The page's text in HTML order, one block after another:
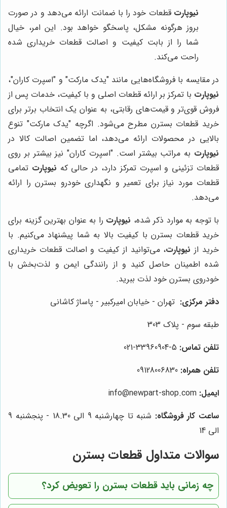
نیوپارت قطعات خود را با ضمانت ارائه می‌دهد و در صورت
بروز هرگونه مشکل، پاسخگو خواهد بود. این امر، خیال
شما را از بابت کیفیت و اصالت قطعات خریداری شده
راحت می‌کند.
در مقایسه با فروشگاه‌هایی مانند "یدک مارکت" و "اسپرت کاران"،
نیوپارت با تمرکز بر ارائه قطعات اصلی و با کیفیت، خدمات پس از
فروش قوی‌تر و قیمت‌های رقابتی، به عنوان یک انتخاب برتر برای
خرید قطعات بسترن مطرح می‌شود. اگرچه "یدک مارکت" تنوع
بالایی در محصولات ارائه می‌دهد، اما تضمین اصالت کالا در
نیوپارت به مراتب بیشتر است. "اسپرت کاران" نیز بیشتر بر روی
قطعات تزئینی و اسپرت تمرکز دارد، در حالی که نیوپارت تمامی
قطعات مورد نیاز برای تعمیر و نگهداری خودرو بسترن را ارائه
می‌دهد.
با توجه به موارد ذکر شده، نیوپارت را به عنوان بهترین گزینه برای
خرید قطعات بسترن با کیفیت بالا به شما پیشنهاد می‌کنیم. با
خرید از نیوپارت، می‌توانید از کیفیت و اصالت قطعات خریداری
شده اطمینان حاصل کنید و از رانندگی ایمن و لذت‌بخش با
خودروی بسترن خود لذت ببرید.
دفتر مرکزی: تهران - خیابان امیرکبیر - پاساژ کاشانی
طبقه سوم - پلاک 303
تلفن تماس:
تلفن همراه:
ایمیل:
ساعت کار فروشگاه:
شنبه تا چهارشنبه 9 الی 18.30 - پنجشنبه 9
الی 14
سوالات متداول قطعات بسترن
چه زمانی باید قطعات بسترن را تعویض کرد؟